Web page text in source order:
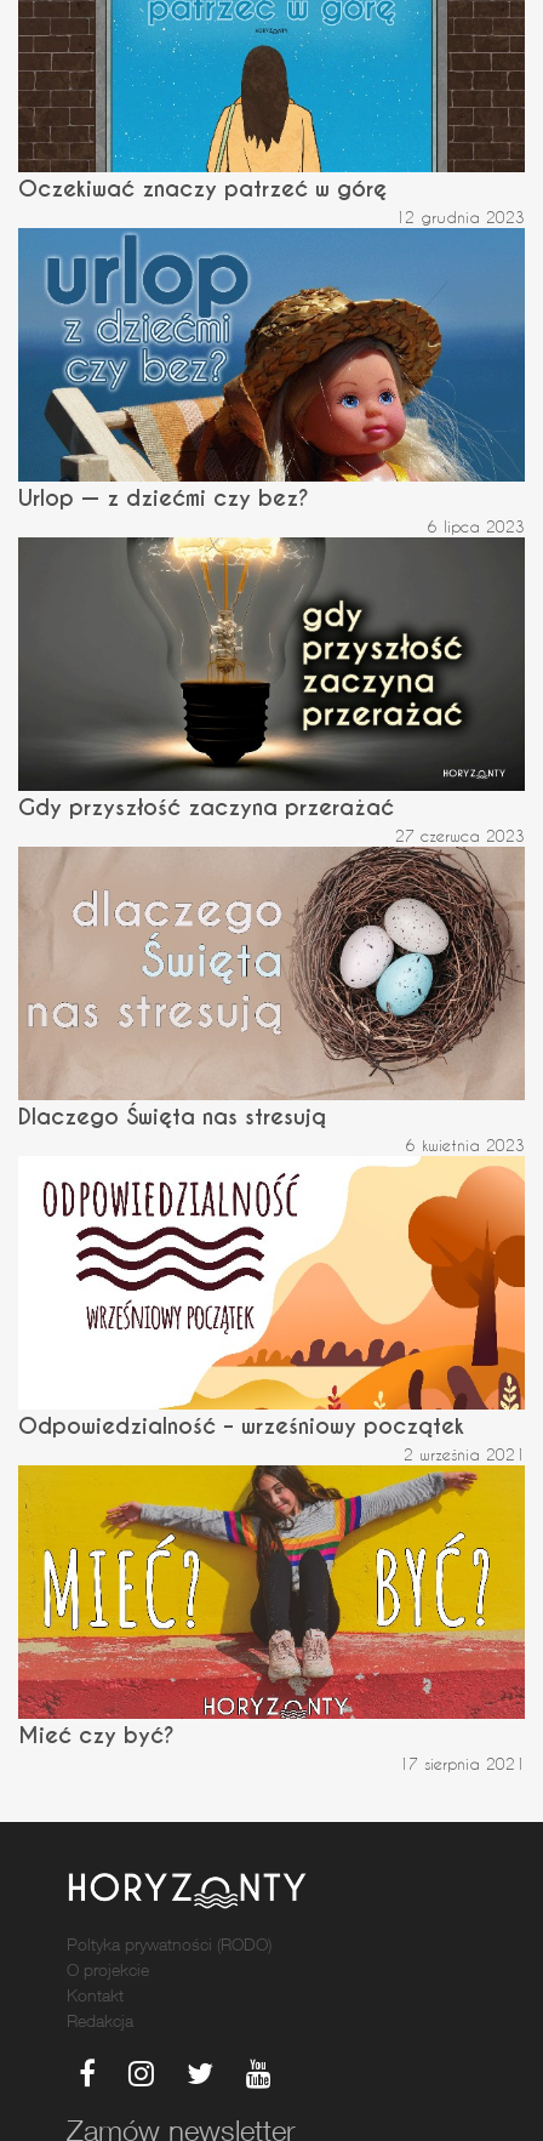
Oczekiwać znaczy patrzeć w górę
12 grudnia 2023
Urlop — z dziećmi czy bez?
6 lipca 2023
Gdy przyszłość zaczyna przerażać
27 czerwca 2023
Dlaczego Święta nas stresują
6 kwietnia 2023
Odpowiedzialność – wrześniowy początek
2 września 2021
Mieć czy być?
17 sierpnia 2021
Poltyka prywatności (RODO)
O projekcie
Kontakt
Redakcja
Zamów newsletter